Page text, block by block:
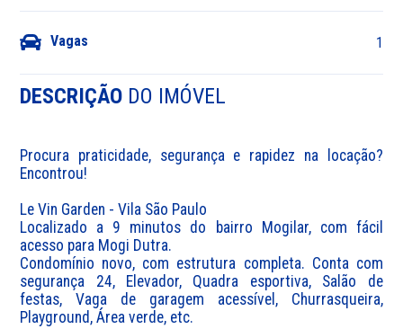
Vagas 1
DESCRIÇÃO DO IMÓVEL
Procura praticidade, segurança e rapidez na locação?
Encontrou!
Le Vin Garden - Vila São Paulo
Localizado a 9 minutos do bairro Mogilar, com fácil
acesso para Mogi Dutra.
Condomínio novo, com estrutura completa. Conta com
segurança 24, Elevador, Quadra esportiva, Salão de
festas, Vaga de garagem acessível, Churrasqueira,
Playground, Área verde, etc.